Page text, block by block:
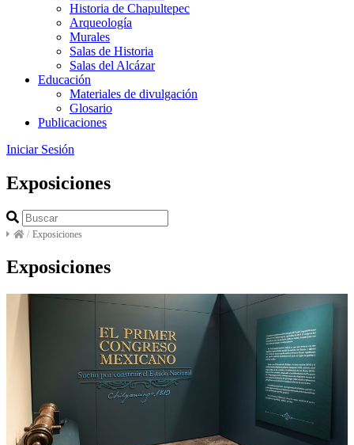
Historia de Chapultepec
Arqueología
Murales
Salas de Historia
Salas del Alcázar
Educación
Materiales de divulgación
Glosario
Publicaciones
Iniciar Sesión
Exposiciones
/ Exposiciones
Exposiciones